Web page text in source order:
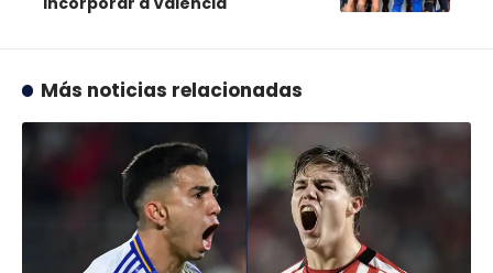
Más noticias relacionadas